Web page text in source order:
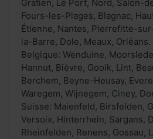
Gratien, Le Port, Nord, Salon-
Fours-les-Plages, Blagnac,
Étienne, Nantes, Pierrefitte-
la-Barre, Dole, Meaux, Orléans.
Belgique: Wenduine,
Hannut, Bièvre, Gooik, Lint,
Berchem, Beyne-Heusay,
Waregem, Wijnegem, Ciney,
Suisse: Maienfeld, Birsfelden,
Versoix, Hinterrhein, Sargans,
Rheinfelden, Renens, Gossau,